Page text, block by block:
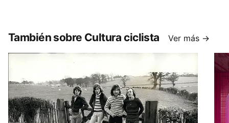
También sobre Cultura ciclista Ver más →